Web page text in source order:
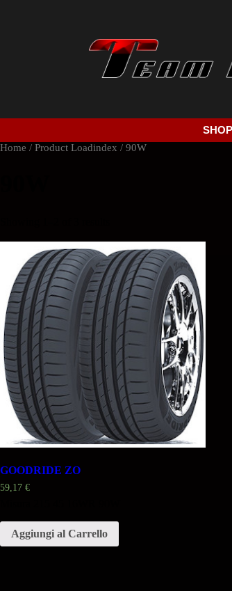
SHOP
Home / Product Loadindex / 90W
GOODRIDE ZO
59,17 €
Aggiungi al Carrello